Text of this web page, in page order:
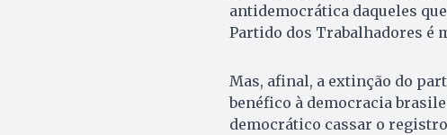
antidemocrática daqueles
Partido dos Trabalhadores é
Mas, afinal, a extinção do
benéfico à democracia
democrático cassar o